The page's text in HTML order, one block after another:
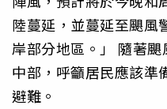
陸蔓延，並蔓延至颶風
岸部分地區。」 隨著
中部，呼籲居民應該準
避難。